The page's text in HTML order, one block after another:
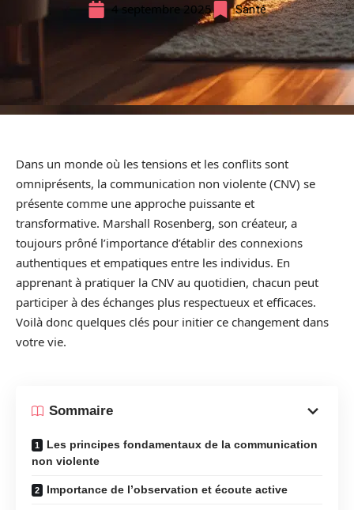
4 septembre 2025 Santé
Dans un monde où les tensions et les conflits sont
omniprésents, la communication non violente (CNV) se
présente comme une approche puissante et
transformative. Marshall Rosenberg, son créateur, a
toujours prôné l’importance d’établir des connexions
authentiques et empatiques entre les individus. En
apprenant à pratiquer la CNV au quotidien, chacun peut
participer à des échanges plus respectueux et efficaces.
Voilà donc quelques clés pour initier ce changement dans
votre vie.
Sommaire
Les principes fondamentaux de la communication
non violente
Importance de l’observation et écoute active